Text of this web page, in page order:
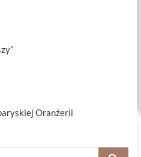
Oranżerii
Szukaj